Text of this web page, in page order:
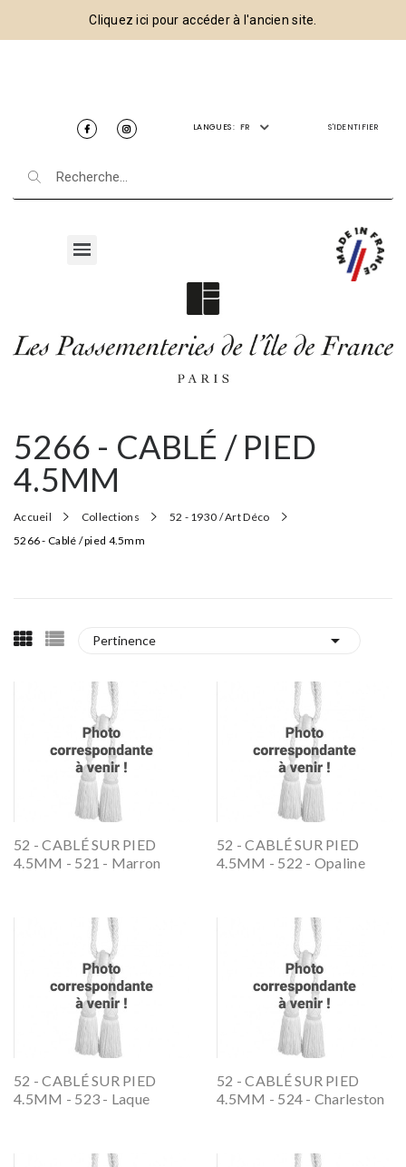
Cliquez ici pour accéder à l'ancien site.
LANGUES : FR S'IDENTIFIER
5266 - CABLÉ / PIED
4.5MM
Accueil Collections
52 - 1930 / Art Déco
5266 - Cablé / pied 4.5mm
Pertinence 
52 - CABLÉ SUR PIED
4.5MM - 521 - Marron
52 - CABLÉ SUR PIED
4.5MM - 522 - Opaline
52 - CABLÉ SUR PIED
4.5MM - 523 - Laque
52 - CABLÉ SUR PIED
4.5MM - 524 - Charleston